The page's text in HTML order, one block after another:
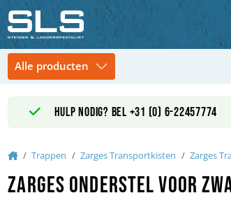
Hulp nodig? Bel +31 (0) 6-22457774
HomeTrappen Zarges Transportkisten Zarges
Zarges Onderstel voor